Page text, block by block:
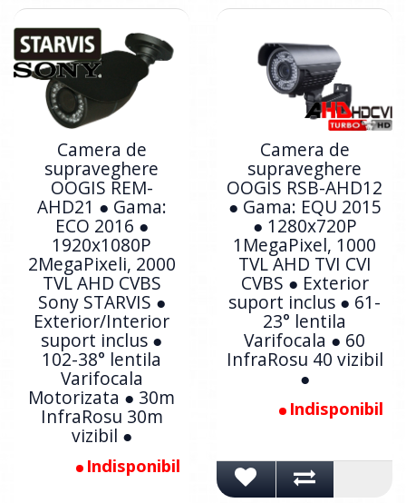
Camera de
supraveghere
OOGIS REM-
AHD21 ● Gama:
ECO 2016 ●
1920x1080P
2MegaPixeli, 2000
TVL AHD CVBS
Sony STARVIS ●
Exterior/Interior
suport inclus ●
102-38° lentila
Varifocala
Motorizata ● 30m
InfraRosu 30m
vizibil ●
Indisponibil
Camera de
supraveghere
OOGIS RSB-AHD12
● Gama: EQU 2015
● 1280x720P
1MegaPixel, 1000
TVL AHD TVI CVI
CVBS ● Exterior
suport inclus ● 61-
23° lentila
Varifocala ● 60
InfraRosu 40 vizibil
●
Indisponibil